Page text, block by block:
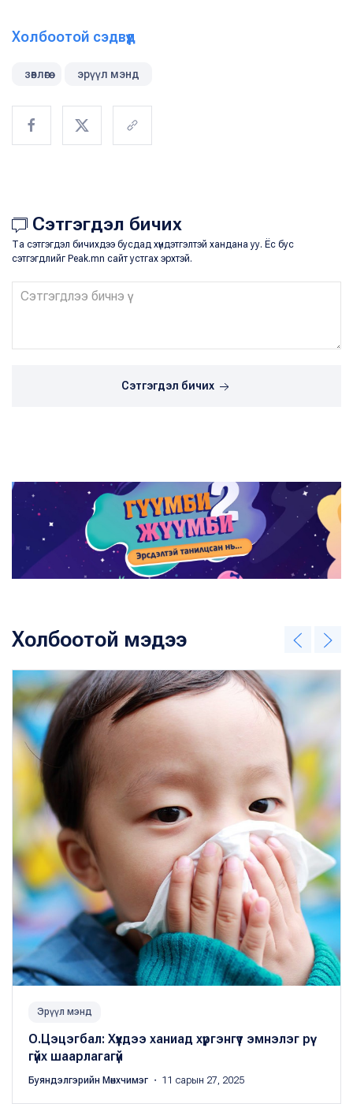
Холбоотой сэдвүүд
зөвлөгөө эрүүл мэнд
Сэтгэгдэл бичих
Та сэтгэгдэл бичихдээ бусдад хүндэтгэлтэй хандана уу. Ёс бус
сэтгэгдлийг Peak.mn сайт устгах эрхтэй.
Сэтгэгдэл бичих
Холбоотой мэдээ
Эрүүл мэнд
О.Цэцэгбал: Хүүхдээ ханиад хүргэнгүүт эмнэлэг рүү
гүйх шаарлагагүй
Буяндэлгэрийн Мөнхчимэг ・ 11 сарын 27, 2025